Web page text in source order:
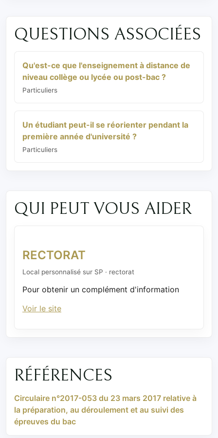
QUESTIONS ASSOCIÉES
Qu'est-ce que l'enseignement à distance de
niveau collège ou lycée ou post-bac ?
Particuliers
Un étudiant peut-il se réorienter pendant la
première année d'université ?
Particuliers
QUI PEUT VOUS AIDER
RECTORAT
Local personnalisé sur SP · rectorat
Pour obtenir un complément d'information
Voir le site
RÉFÉRENCES
Circulaire n°2017-053 du 23 mars 2017 relative à
la préparation, au déroulement et au suivi des
épreuves du bac